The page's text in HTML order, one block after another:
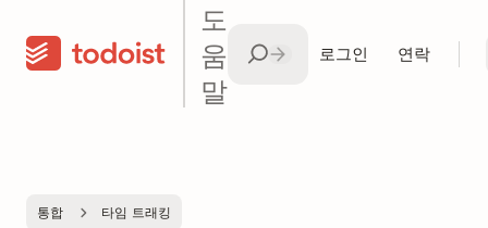
도
움
말
로그인 연락
통합 타임 트래킹